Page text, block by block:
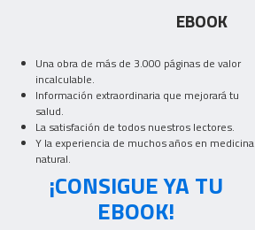
EBOOK
Una obra de más de 3.000 páginas de valor
incalculable.
Información extraordinaria que mejorará tu
salud.
La satisfación de todos nuestros lectores.
Y la experiencia de muchos años en medicina
natural.
¡CONSIGUE YA TU
EBOOK!